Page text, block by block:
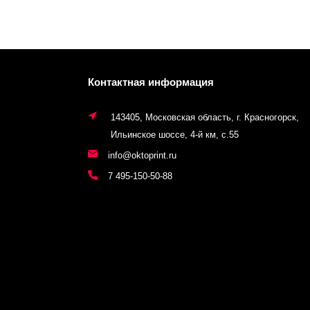
Контактная информация
143405, Московская область, г. Красногорск,
Ильинское шоссе, 4-й км, с.55
info@oktoprint.ru
7 495-150-50-88